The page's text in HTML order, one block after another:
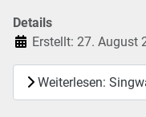
Details
Erstellt: 27. August
Weiterlesen: